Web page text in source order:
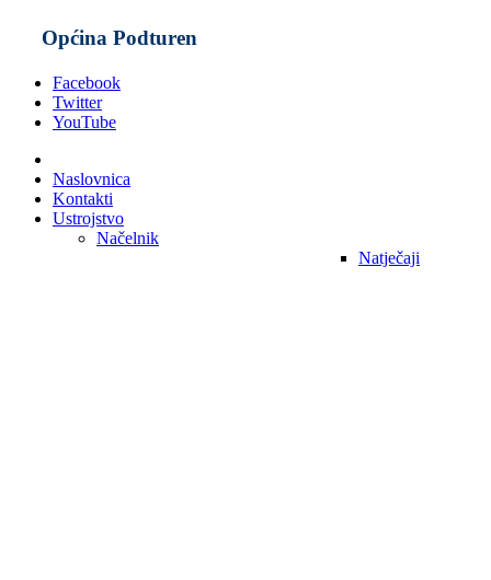
Općina Podturen
Facebook
Twitter
YouTube
Naslovnica
Kontakti
Ustrojstvo
Načelnik
Natječaji